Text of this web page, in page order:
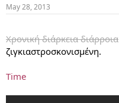
May 28, 2013
Χρονική διάρκεια διάρροια
ζιγκιαστροσκονισμένη.
Time